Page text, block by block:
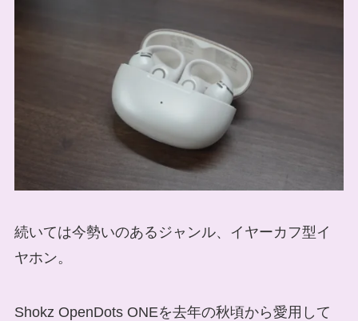
続いては今勢いのあるジャンル、イヤーカフ型イ
ヤホン。
Shokz OpenDots ONEを去年の秋頃から愛用して